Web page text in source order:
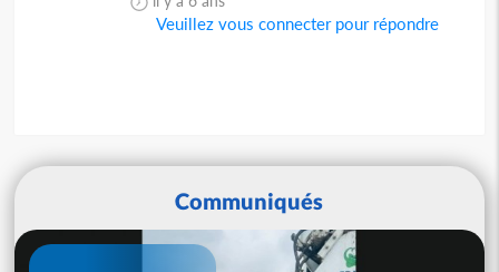
Veuillez vous connecter pour répondre
Communiqués